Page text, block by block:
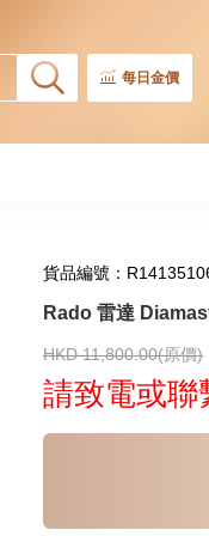
每日金價
貨品編號：
Rado 雷達
HKD 11,800.00(原價)
請致電或聯
Rado